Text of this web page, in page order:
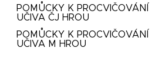
POMŮCKY K PROCVIČOVÁNÍ
UČIVA ČJ HROU
POMŮCKY K PROCVIČOVÁNÍ
UČIVA M HROU